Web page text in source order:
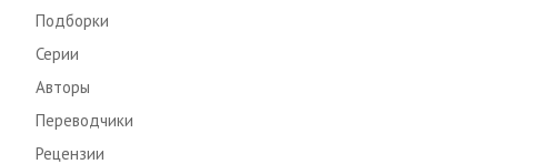
Подборки
Серии
Авторы
Переводчики
Рецензии